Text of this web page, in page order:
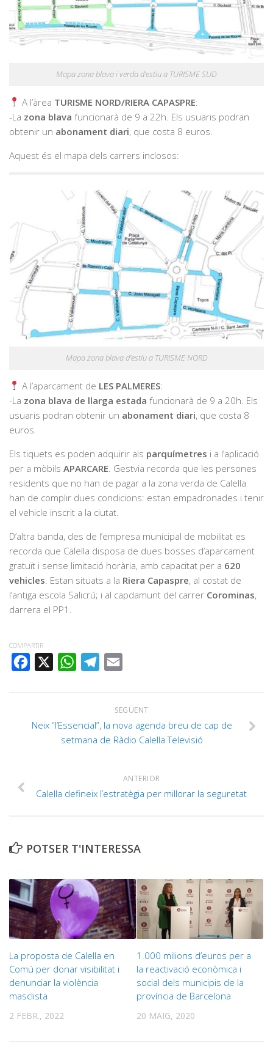
Mapa zona blava i verda d’estiu a TURISME SUD
A l’àrea TURISME NORD/RIERA CAPASPRE:
-La zona blava funcionarà de 9 a 22h. Els usuaris podran
obtenir un abonament diari, que costa 8 euros.
Aquest és el mapa dels carrers inclosos:
Mapa zona blava d’estiu a TURISME NORD
A l’aparcament de LES PALMERES:
-La zona blava de llarga estada funcionarà de 9 a 20h. Els
usuaris podran obtenir un abonament diari, que costa 8
euros.
Els tiquets es poden adquirir als parquímetres i a l’aplicació
per a mòbils APARCARE . Gestvia recorda que les persones
residents que no han de pagar a la zona verda de Calella
han de complir dues condicions: estan empadronades i tenir
el vehicle inscrit a la ciutat.
D’altra banda, des de l’empresa municipal de mobilitat es
recorda que Calella disposa de dues bosses d’aparcament
gratuït i sense limitació horària, amb capacitat per a 620
vehicles . Estan situats a la Riera Capaspre, al costat de
l’antiga escola Salicrú; i al capdamunt del carrer Corominas,
darrera el PP1.
COMPARTIR
FACEBOOK
WHATSAPPTELEGRAM
SEGÜENT
Neix “l’Essencial”, la nova agenda breu de cap de
setmana de Ràdio Calella Televisió
ANTERIOR
Calella defineix l’estratègia per millorar la seguretat
POTSER T'INTERESSA
La proposta de Calella en
Comú per donar visibilitat i
denunciar la violència
masclista
2 FEBR., 2022
1.000 milions d’euros per a
la reactivació econòmica i
social dels municipis de la
província de Barcelona
20 MAIG, 2020